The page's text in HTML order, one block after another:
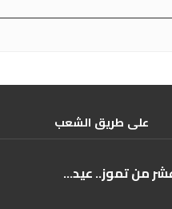
علی طریق الشعب
من تموز.. عيد...